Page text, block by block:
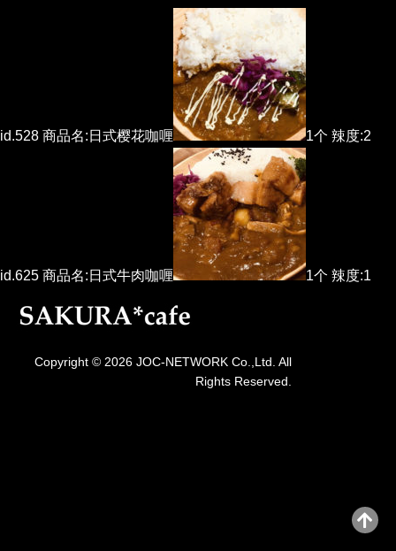
id.528 商品名:日式樱花咖喱 1个 辣度:2
id.625 商品名:日式牛肉咖喱 1个 辣度:1
Copyright © 2026 JOC-NETWORK Co.,Ltd. All
Rights Reserved.